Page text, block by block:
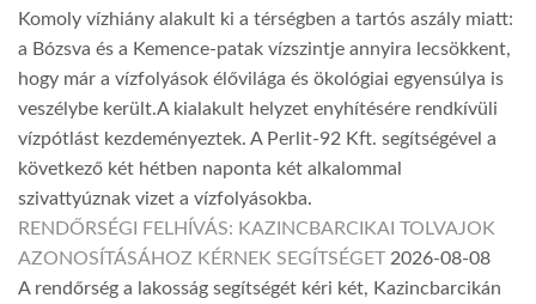
Komoly vízhiány alakult ki a térségben a tartós aszály miatt:
a Bózsva és a Kemence-patak vízszintje annyira lecsökkent,
hogy már a vízfolyások élővilága és ökológiai egyensúlya is
veszélybe került.A kialakult helyzet enyhítésére rendkívüli
vízpótlást kezdeményeztek. A Perlit-92 Kft. segítségével a
következő két hétben naponta két alkalommal
szivattyúznak vizet a vízfolyásokba.
RENDŐRSÉGI FELHÍVÁS: KAZINCBARCIKAI TOLVAJOK
AZONOSÍTÁSÁHOZ KÉRNEK SEGÍTSÉGET 2026-08-08
A rendőrség a lakosság segítségét kéri két, Kazincbarcikán